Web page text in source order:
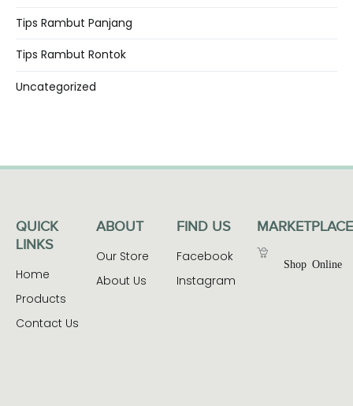
Tips Rambut Panjang
Tips Rambut Rontok
Uncategorized
QUICK
LINKS
Home
Products
Contact Us
ABOUT
Our Store
About Us
FIND US
Facebook
Instagram
MARKETPLACE
Shop Online